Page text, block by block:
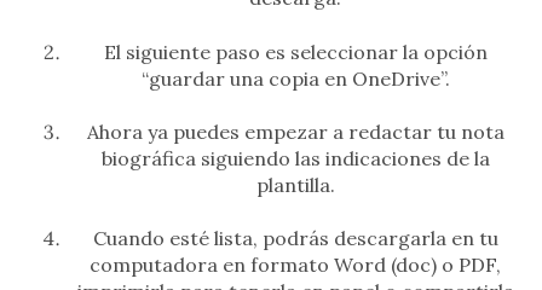
El siguiente paso es seleccionar la opción
“guardar una copia en OneDrive”.
Ahora ya puedes empezar a redactar tu nota
biográfica siguiendo las indicaciones de la
plantilla.
Cuando esté lista, podrás descargarla en tu
computadora en formato Word (doc) o PDF,